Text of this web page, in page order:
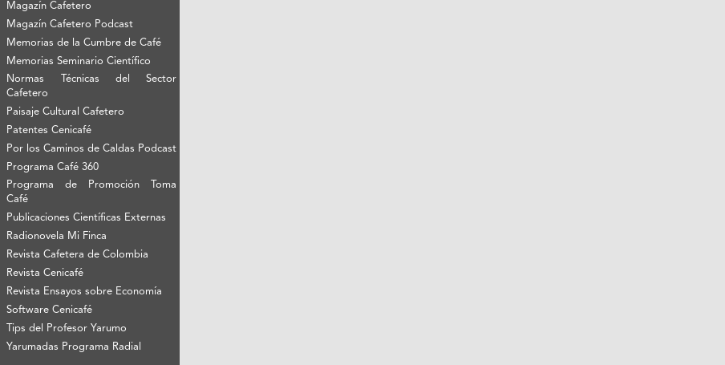
Magazín Cafetero
Magazín Cafetero Podcast
Memorias de la Cumbre de Café
Memorias Seminario Científico
Normas Técnicas del Sector
Cafetero
Paisaje Cultural Cafetero
Patentes Cenicafé
Por los Caminos de Caldas Podcast
Programa Café 360
Programa de Promoción Toma
Café
Publicaciones Científicas Externas
Radionovela Mi Finca
Revista Cafetera de Colombia
Revista Cenicafé
Revista Ensayos sobre Economía
Software Cenicafé
Tips del Profesor Yarumo
Yarumadas Programa Radial